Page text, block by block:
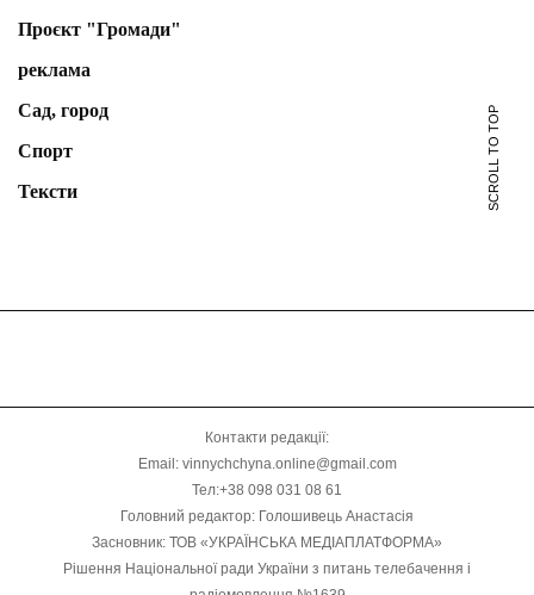
Проєкт "Громади"
реклама
Сад, город
Спорт
Тексти
SCROLL TO TOP
Контакти редакції:
Email: vinnychchyna.online@gmail.com
Тел:+38 098 031 08 61
Головний редактор: Голошивець Анастасія
Засновник: ТОВ «УКРАЇНСЬКА МЕДІАПЛАТФОРМА»
Рішення Національної ради України з питань телебачення і